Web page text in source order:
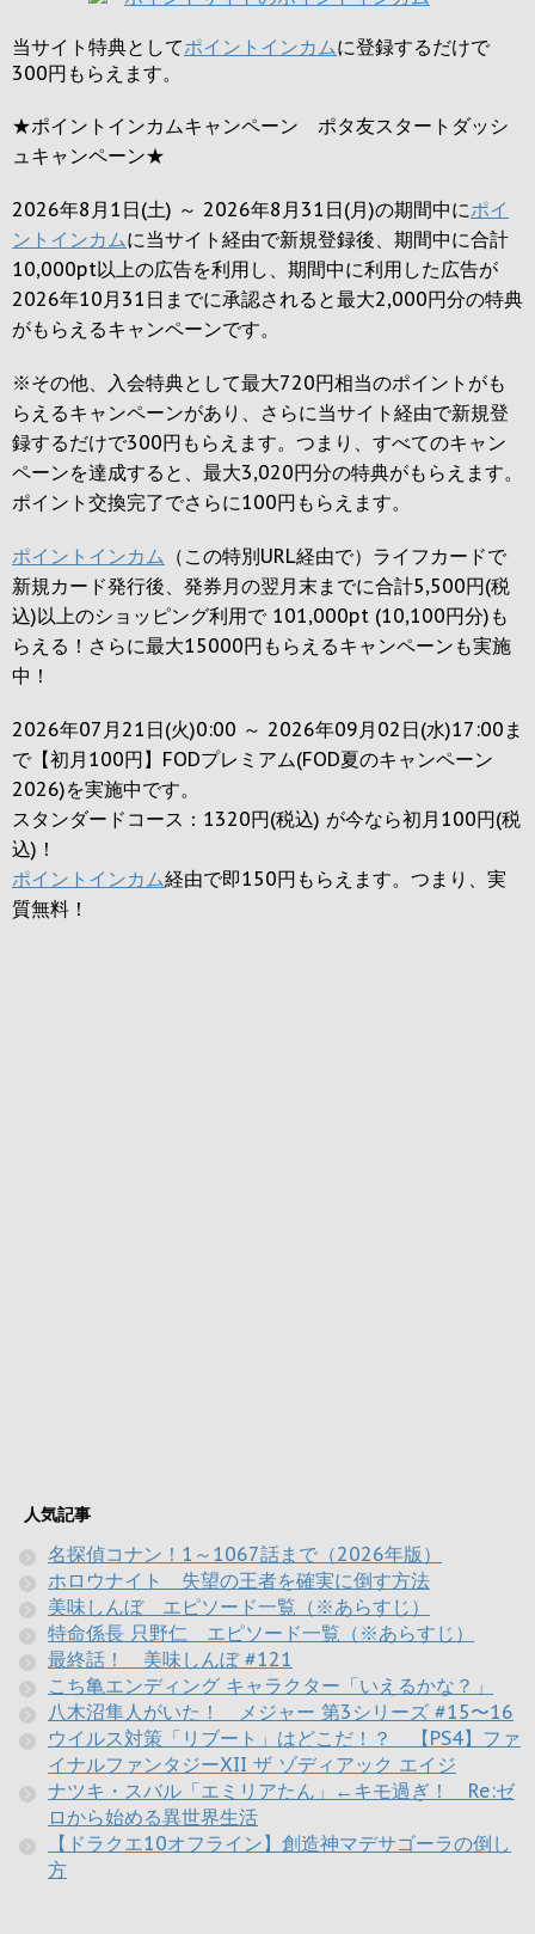
当サイト特典としてポイントインカムに登録するだけで
300円 もらえます。
★ポイントインカムキャンペーン ポタ友スタートダッシ
ュキャンペーン★
2026年8月1日(土) ～ 2026年8月31日(月)の期間中にポイ
ントインカムに当サイト経由で新規登録後、期間中に合計
10,000pt以上の広告を利用し、期間中に利用した広告が
2026年10月31日までに承認されると最大2,000円分の特典
がもらえるキャンペーンです。
※その他、入会特典として最大720円相当のポイントがも
らえるキャンペーンがあり、さらに当サイト経由で新規登
録するだけで300円 もらえます。つまり、すべてのキャン
ペーンを達成すると、最大3,020円分の特典がもらえます。
ポイント交換完了でさらに100円 もらえます。
ポイントインカム （この特別URL経由で）ライフカードで
新規カード発行後、発券月の翌月末までに合計5,500円(税
込)以上のショッピング利用で 101,000pt (10,100円分)も
らえる！さらに最大15000円もらえるキャンペーンも実施
中！
2026年07月21日(火)0:00 ～ 2026年09月02日(水)17:00ま
で【初月100円】FODプレミアム(FOD夏のキャンペーン
2026)を実施中です。
スタンダードコース：1320円(税込) が今なら初月100円(税
込)！
ポイントインカム経由で即150円もらえます。つまり、実
質無料！
人気記事
名探偵コナン！1～1067話まで（2026年版）
ホロウナイト 失望の王者を確実に倒す方法
美味しんぼ エピソード一覧（※あらすじ）
特命係長 只野仁 エピソード一覧（※あらすじ）
最終話！ 美味しんぼ #121
こち亀エンディング キャラクター「いえるかな？」
八木沼隼人がいた！ メジャー 第3シリーズ #15〜16
ウイルス対策「リブート」はどこだ！？ 【PS4】ファ
イナルファンタジーXII ザ ゾディアック エイジ
ナツキ・スバル「エミリアたん」←キモ過ぎ！ Re:ゼ
ロから始める異世界生活
【ドラクエ10オフライン】創造神マデサゴーラの倒し
方